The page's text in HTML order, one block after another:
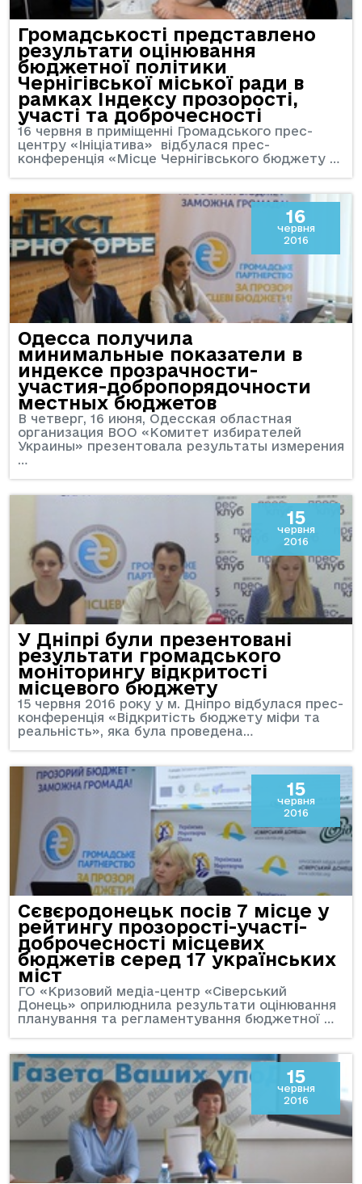
Громадськості представлено
результати оцінювання
бюджетної політики
Чернігівської міської ради в
рамках Індексу прозорості,
участі та доброчесності
16 червня в приміщенні Громадського прес-
центру «Ініціатива» відбулася прес-
конференція «Місце Чернігівського бюджету …
16
червня
2016
Одесса получила
минимальные показатели в
индексе прозрачности-
участия-добропорядочности
местных бюджетов
В четверг, 16 июня, Одесская областная
организация ВОО «Комитет избирателей
Украины» презентовала результаты измерения
…
15
червня
2016
У Дніпрі були презентовані
результати громадського
моніторингу відкритості
місцевого бюджету
15 червня 2016 року у м. Дніпро відбулася прес-
конференція «Відкритість бюджету міфи та
реальність», яка була проведена…
15
червня
2016
Сєвєродонецьк посів 7 місце у
рейтингу прозорості-участі-
доброчесності місцевих
бюджетів серед 17 українських
міст
ГО «Кризовий медіа-центр «Сіверський
Донець» оприлюднила результати оцінювання
планування та регламентування бюджетної …
15
червня
2016